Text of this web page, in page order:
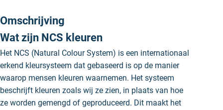
Omschrijving
Wat zijn NCS kleuren
Het NCS (Natural Colour System) is een internationaal
erkend kleursysteem dat gebaseerd is op de manier
waarop mensen kleuren waarnemen. Het systeem
beschrijft kleuren zoals wij ze zien, in plaats van hoe
ze worden gemengd of geproduceerd. Dit maakt het